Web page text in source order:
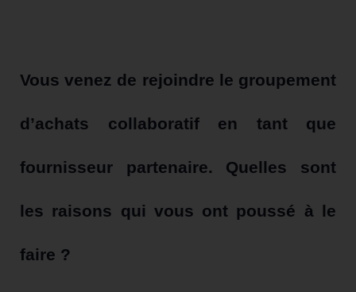
Vous venez de rejoindre le groupement
d’achats collaboratif en tant que
fournisseur partenaire. Quelles sont
les raisons qui vous ont poussé à le
faire ?